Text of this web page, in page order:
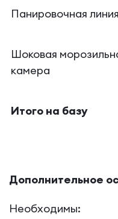
Панировочная линия
Шоковая
камера
Итого на базу
Дополнительное
Необходимы: